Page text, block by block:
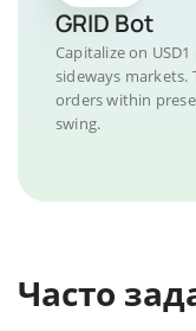
GRID Bot
Capitalize on
sideways markets.
orders within
swing.
Часто